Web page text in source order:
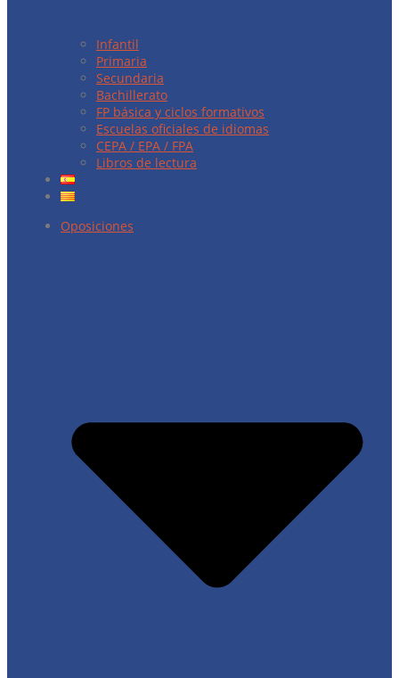
Infantil
Primaria
Secundaria
Bachillerato
FP básica y ciclos formativos
Escuelas oficiales de idiomas
CEPA / EPA / FPA
Libros de lectura
Oposiciones